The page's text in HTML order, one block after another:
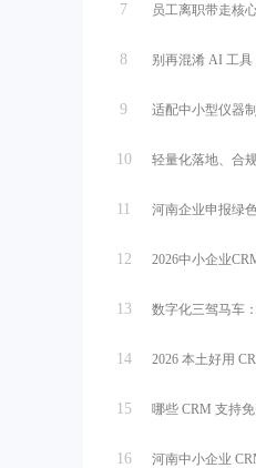
7 员工离职带走核
8 别再混淆 AI 工具
9 适配中小型仪器
10 轻量化落地、合
11 河南企业申报绿
12 2026中小企业
13 数字化三驾马车
14 2026 本土好用
15 哪些 CRM 支持
16 河南中小企业